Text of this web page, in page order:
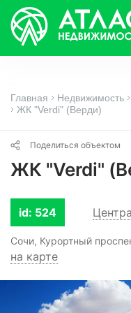
Главная Недвижимость
ЖК "Verdi" (Верди)
Поделиться объектом
ЖК "Verdi"
id: 524
Сочи, Курортный
на карте